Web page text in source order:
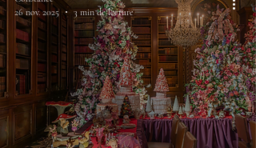
26 nov. 2025
3 min de lecture